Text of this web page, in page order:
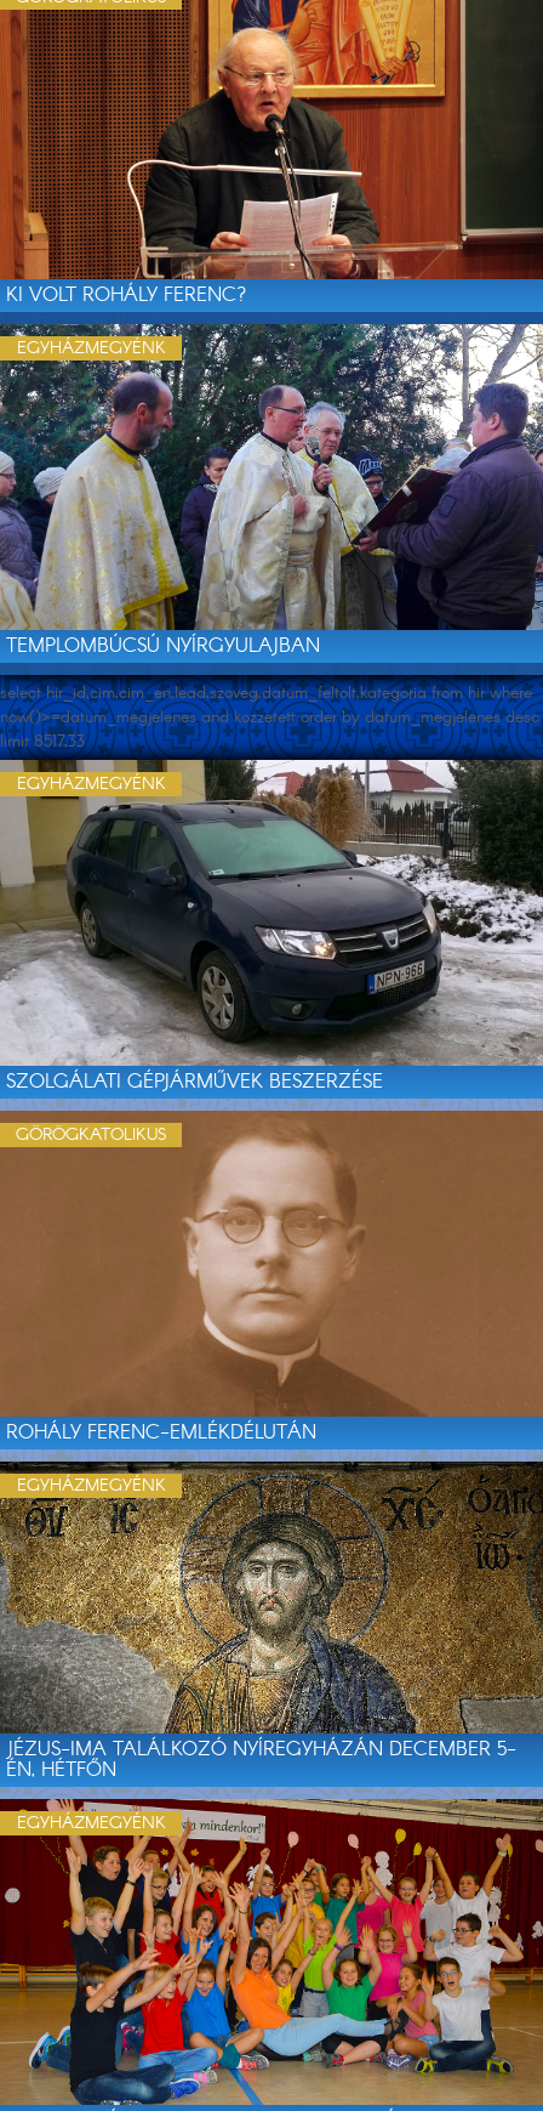
KI VOLT ROHÁLY FERENC?
TEMPLOMBÚCSÚ NYÍRGYULAJBAN
EGYHÁZMEGYÉNK
select hir_id,cim,cim_en,lead,szoveg,datum_feltolt,kategoria from hir where
now()>=datum_megjelenes and kozzetett order by datum_megjelenes desc
limit 8517,33
SZOLGÁLATI GÉPJÁRMŰVEK BESZERZÉSE
EGYHÁZMEGYÉNK
ROHÁLY FERENC-EMLÉKDÉLUTÁN
GÖRÖGKATOLIKUS
JÉZUS-IMA TALÁLKOZÓ NYÍREGYHÁZÁN DECEMBER 5-
ÉN, HÉTFŐN
EGYHÁZMEGYÉNK
EGYHÁZMEGYÉNK